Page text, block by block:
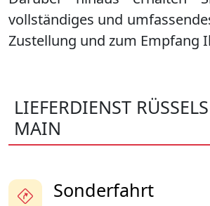
vollständiges und
Zustellung und zum Empfang
LIEFERDIENST
MAIN
Sonderfahrt